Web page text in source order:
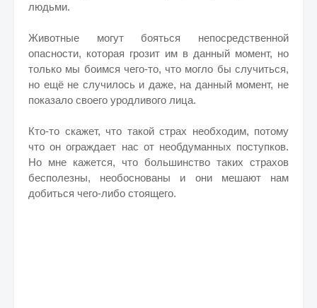
людьми.
Животные могут бояться непосредственной
опасности, которая грозит им в данный момент, но
только мы боимся чего-то, что могло бы случиться,
но ещё не случилось и даже, на данный момент, не
показало своего уродливого лица.
Кто-то скажет, что такой страх необходим, потому
что он ограждает нас от необдуманных поступков.
Но мне кажется, что большинство таких страхов
бесполезны, необоснованы и они мешают нам
добиться чего-либо стоящего.